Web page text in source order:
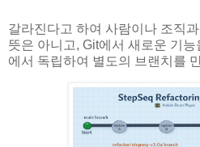
갈라진다고 하여 사람이나 조직
뜻은 아니고, Git에서 새로운 기능
에서 독립하여 별도의 브랜치를